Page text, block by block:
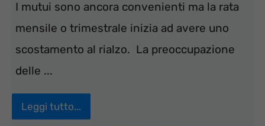
I mutui sono ancora convenienti ma la rata
mensile o trimestrale inizia ad avere uno
scostamento al rialzo. La preoccupazione
delle ...
Leggi tutto...